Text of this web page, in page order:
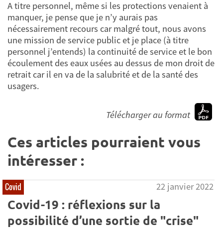
A titre personnel, même si les protections venaient à
manquer, je pense que je n’y aurais pas
nécessairement recours car malgré tout, nous avons
une mission de service public et je place (à titre
personnel j’entends) la continuité de service et le bon
écoulement des eaux usées au dessus de mon droit de
retrait car il en va de la salubrité et de la santé des
usagers.
Télécharger au format
Ces articles pourraient vous
intéresser :
Covid 22 janvier 2022
Covid-19 : réflexions sur la
possibilité d’une sortie de "crise"